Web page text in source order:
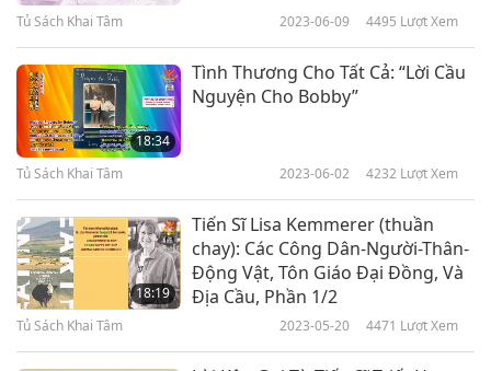
Tủ Sách Khai Tâm 2023-06-09 4495 Lượt Xem
18:34
Tình Thương Cho Tất Cả: “Lời Cầu
Nguyện Cho Bobby”
Tủ Sách Khai Tâm 2023-06-02 4232 Lượt Xem
18:19
Tiến Sĩ Lisa Kemmerer (thuần
chay): Các Công Dân-Người-Thân-
Động Vật, Tôn Giáo Đại Đồng, Và
Địa Cầu, Phần 1/2
Tủ Sách Khai Tâm 2023-05-20 4471 Lượt Xem